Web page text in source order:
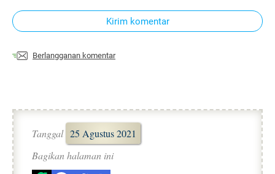
Kirim komentar
Berlangganan komentar
Tanggal 25 Agustus 2021
Bagikan halaman ini